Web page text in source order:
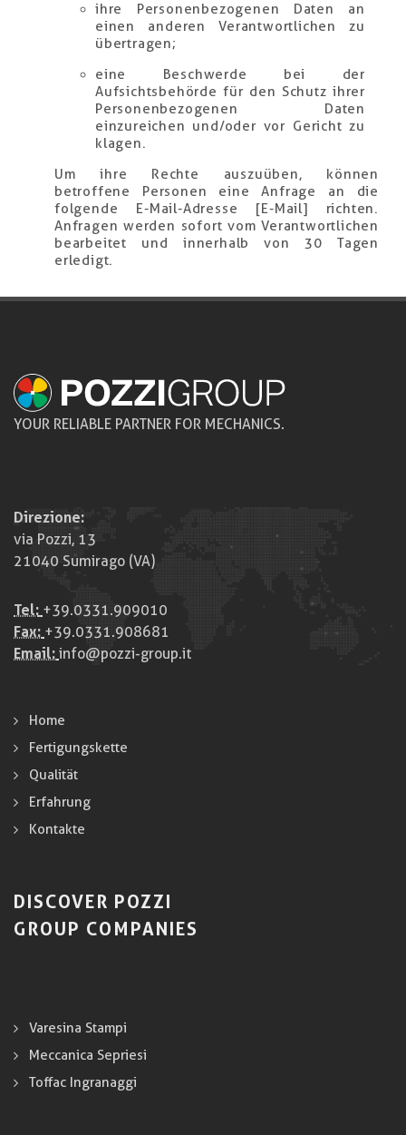
ihre Personenbezogenen Daten an
einen anderen Verantwortlichen zu
übertragen;
eine Beschwerde bei der
Aufsichtsbehörde für den Schutz ihrer
Personenbezogenen Daten
einzureichen und/oder vor Gericht zu
klagen.
Um ihre Rechte auszuüben, können
betroffene Personen eine Anfrage an die
folgende E-Mail-Adresse [E-Mail] richten.
Anfragen werden sofort vom Verantwortlichen
bearbeitet und innerhalb von 30 Tagen
erledigt.
YOUR RELIABLE PARTNER FOR MECHANICS.
Direzione:
via Pozzi, 13
21040 Sumirago (VA)
Tel: +39.0331.909010
Fax: +39.0331.908681
Email: info@pozzi-group.it
Home
Fertigungskette
Qualität
Erfahrung
Kontakte
DISCOVER POZZI
GROUP COMPANIES
Varesina Stampi
Meccanica Sepriesi
Toffac Ingranaggi